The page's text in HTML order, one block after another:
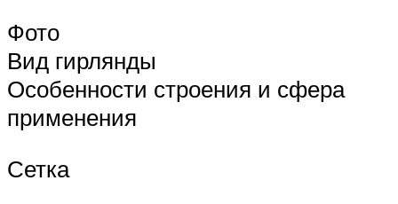
Фото
Вид гирлянды
Особенности строения и сфера
применения
Сетка